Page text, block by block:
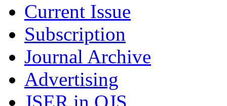
Current Issue
Subscription
Journal Archive
Advertising